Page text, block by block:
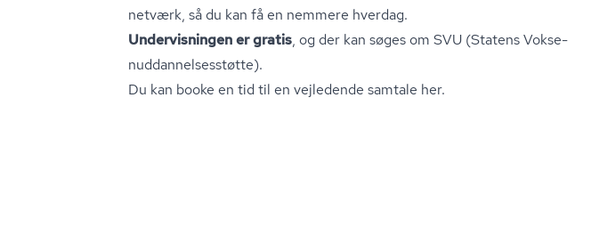
netværk, så du kan få en nemmere hverdag.
Undervisningen er gratis, og der kan søges om SVU (Statens Vok­se­
nud­dan­nel­ses­støt­te).
Du kan booke en tid til en vejledende samtale her.